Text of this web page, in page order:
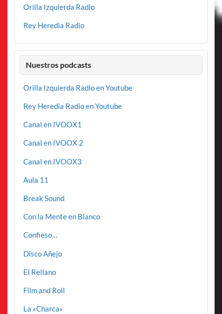
Orilla Izquierda Radio
Rey Heredia Radio
Nuestros podcasts
Orilla Izquierda Radio en Youtube
Rey Heredia Radio en Youtube
Canal en IVOOX1
Canal en IVOOX 2
Canal en IVOOX3
Aula 11
Break Sound
Con la Mente en Blanco
Confieso…
Disco Añejo
El Rellano
Film and Roll
La «Charca»